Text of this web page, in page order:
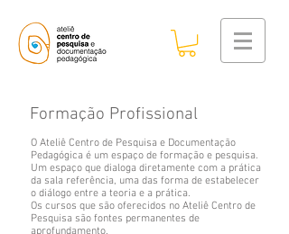
Formação Profissional
O Ateliê Centro de Pesquisa e Documentação
Pedagógica é um espaço de formação e pesquisa.
Um espaço que dialoga diretamente com a prática
da sala referência, uma das forma de estabelecer
o diálogo entre a teoria e a prática.
Os cursos que são oferecidos no Ateliê Centro de
Pesquisa são fontes permanentes de